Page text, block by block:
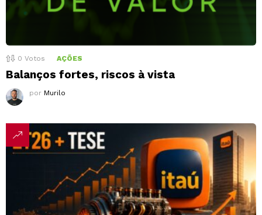
0 Votos AÇÕES
Balanços fortes, riscos à vista
por Murilo